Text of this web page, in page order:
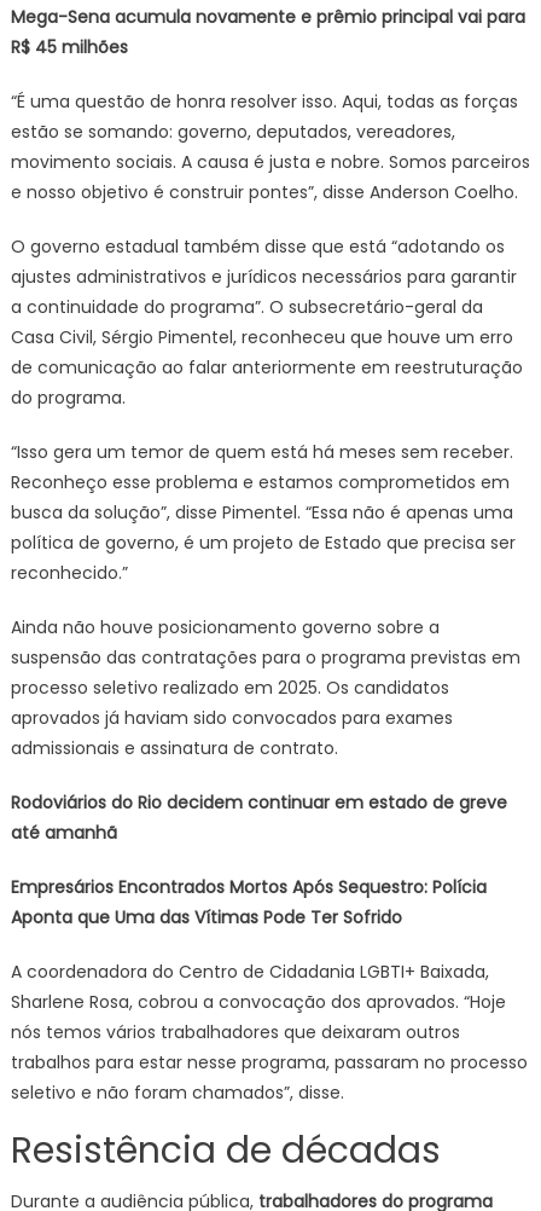
Mega-Sena acumula novamente e prêmio principal vai para
R$ 45 milhões
“É uma questão de honra resolver isso. Aqui, todas as forças
estão se somando: governo, deputados, vereadores,
movimento sociais. A causa é justa e nobre. Somos parceiros
e nosso objetivo é construir pontes”, disse Anderson Coelho.
O governo estadual também disse que está “adotando os
ajustes administrativos e jurídicos necessários para garantir
a continuidade do programa”. O subsecretário-geral da
Casa Civil, Sérgio Pimentel, reconheceu que houve um erro
de comunicação ao falar anteriormente em reestruturação
do programa.
“Isso gera um temor de quem está há meses sem receber.
Reconheço esse problema e estamos comprometidos em
busca da solução”, disse Pimentel. “Essa não é apenas uma
política de governo, é um projeto de Estado que precisa ser
reconhecido.”
Ainda não houve posicionamento governo sobre a
suspensão das contratações para o programa previstas em
processo seletivo realizado em 2025. Os candidatos
aprovados já haviam sido convocados para exames
admissionais e assinatura de contrato.
Rodoviários do Rio decidem continuar em estado de greve
até amanhã
Empresários Encontrados Mortos Após Sequestro: Polícia
Aponta que Uma das Vítimas Pode Ter Sofrido
A coordenadora do Centro de Cidadania LGBTI+ Baixada,
Sharlene Rosa, cobrou a convocação dos aprovados. “Hoje
nós temos vários trabalhadores que deixaram outros
trabalhos para estar nesse programa, passaram no processo
seletivo e não foram chamados”, disse.
Resistência de décadas
Durante a audiência pública, trabalhadores do programa